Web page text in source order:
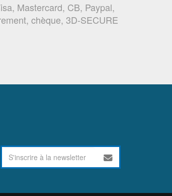
Mastercard, CB, Paypal,
chèque, 3D-SECURE